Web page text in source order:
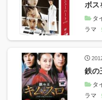
ボス
タ
ラマ
鉄の
タ
ラマ